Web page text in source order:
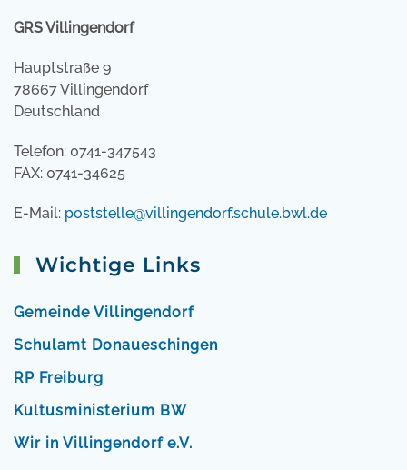
GRS Villingendorf
Hauptstraße 9
78667 Villingendorf
Deutschland
Telefon: 0741-347543
FAX: 0741-34625
E-Mail: poststelle@villingendorf.schule.bwl.de
Wichtige Links
Gemeinde Villingendorf
Schulamt Donaueschingen
RP Freiburg
Kultusministerium BW
Wir in Villingendorf e.V.